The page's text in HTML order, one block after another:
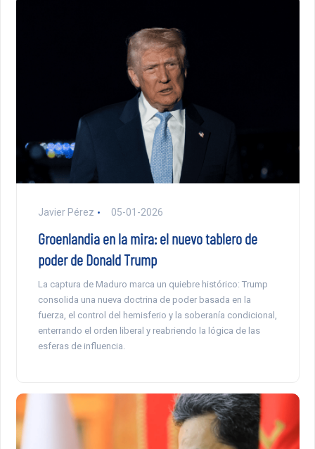
Javier Pérez 05-01-2026
Groenlandia en la mira: el nuevo tablero de
poder de Donald Trump
La captura de Maduro marca un quiebre histórico: Trump
consolida una nueva doctrina de poder basada en la
fuerza, el control del hemisferio y la soberanía condicional,
enterrando el orden liberal y reabriendo la lógica de las
esferas de influencia.